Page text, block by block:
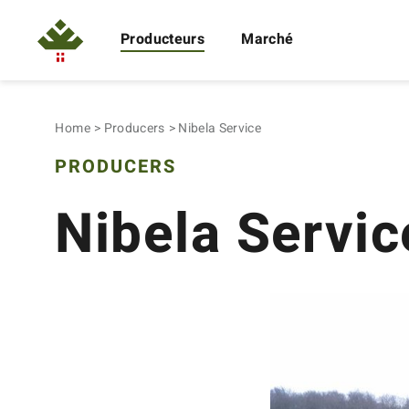
Producteurs Marché
Home Producers Nibela Service
PRODUCERS
Nibela